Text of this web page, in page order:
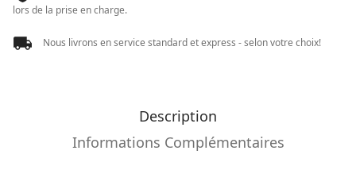
lors de la prise en charge.
Nous livrons en service standard et express - selon votre choix!
Description
Informations Complémentaires